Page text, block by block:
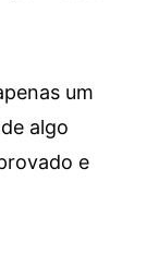
um
algo
e